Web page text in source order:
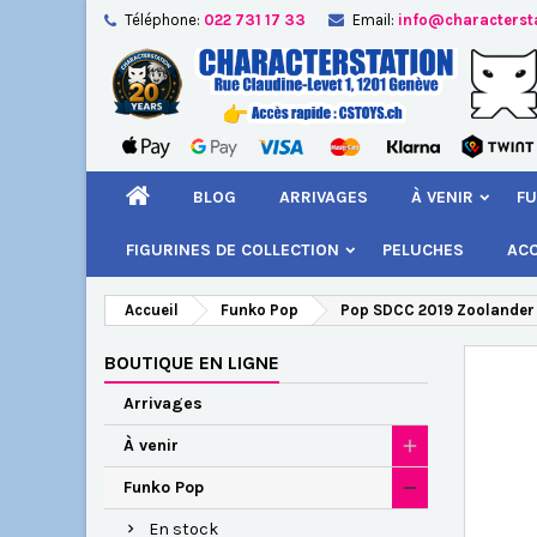
Téléphone: 022 731 17 33 Email:
BLOG ARRIVAGES À VENIR
FIGURINES DE COLLECTION PELUCHES
Accueil Funko Pop Pop SDCC 2019
BOUTIQUE EN LIGNE
Arrivages
À venir
Funko Pop
En stock